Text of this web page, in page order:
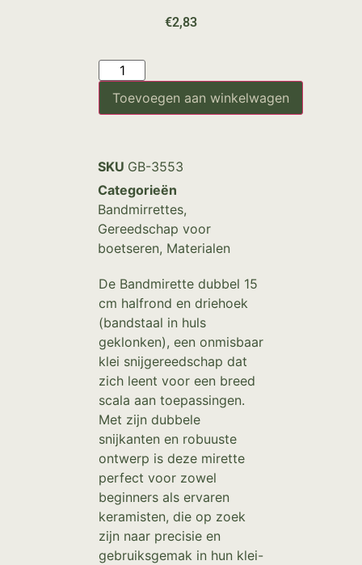
€2,83
Toevoegen aan winkelwagen
SKU GB-3553
Categorieën
Bandmirrettes,
Gereedschap voor
boetseren, Materialen
De Bandmirette dubbel 15
cm halfrond en driehoek
(bandstaal in huls
geklonken), een onmisbaar
klei snijgereedschap dat
zich leent voor een breed
scala aan toepassingen.
Met zijn dubbele
snijkanten en robuuste
ontwerp is deze mirette
perfect voor zowel
beginners als ervaren
keramisten, die op zoek
zijn naar precisie en
gebruiksgemak in hun klei-